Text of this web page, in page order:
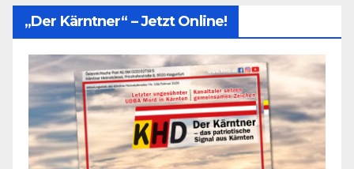
„Der Kärntner“ – Jetzt Online!